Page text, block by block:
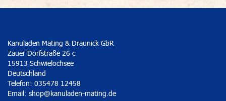
Kanuladen Mating & Draunick GbR
Zauer Dorfstraße 26 c
15913 Schwielochsee
Deutschland
Telefon: 035478 12458
Email: shop@kanuladen-mating.de